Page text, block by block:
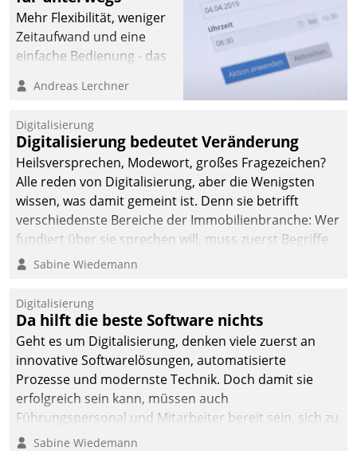
Mehr Flexibilität, weniger
Zeitaufwand und eine
einfache Bedienung - das
Cockpit für mobile
Datatrain. Die meravis
Wohnungsbau- und
Immobilien GmbH hat
sich dabei für den Betrieb
der Lösung über die SAP
Cloud Platform
entschieden - als erstes
Unternehmen am
Andreas Lerchner
Digitalisierung
Digitalisierung bedeutet Veränderung
Heilsversprechen, Modewort, großes Fragezeichen?
Alle reden von Digitalisierung, aber die Wenigsten
wissen, was damit gemeint ist. Denn sie betrifft
verschiedenste Bereiche der Immobilienbranche: Wer
fundiert über sie sprechen will, muss zuerst Begriffe
klären. Ein Aspekt ist die betriebliche Optimierung:
Einsparungen durch optimierte und automatisierte
Prozesse. Doch man darf nicht zu viel erwarten: Allein
mit der Einführung einer neuen Software ist es nicht
getan. Die Digitalisierung erfordert von Unternehmen
die Bereitschaft, sich zu überprüfen, zu hinterfragen
und zu verändern.
Sabine Wiedemann
Digitalisierung
Da hilft die beste Software nichts
Geht es um Digitalisierung, denken viele zuerst an
innovative Softwarelösungen, automatisierte
Prozesse und modernste Technik. Doch damit sie
erfolgreich sein kann, müssen auch
Führungspersonal und Mitarbeiter bereit sein, sich zu
verändern und anzupassen, sonst werden sie an ihr
Sabine Wiedemann